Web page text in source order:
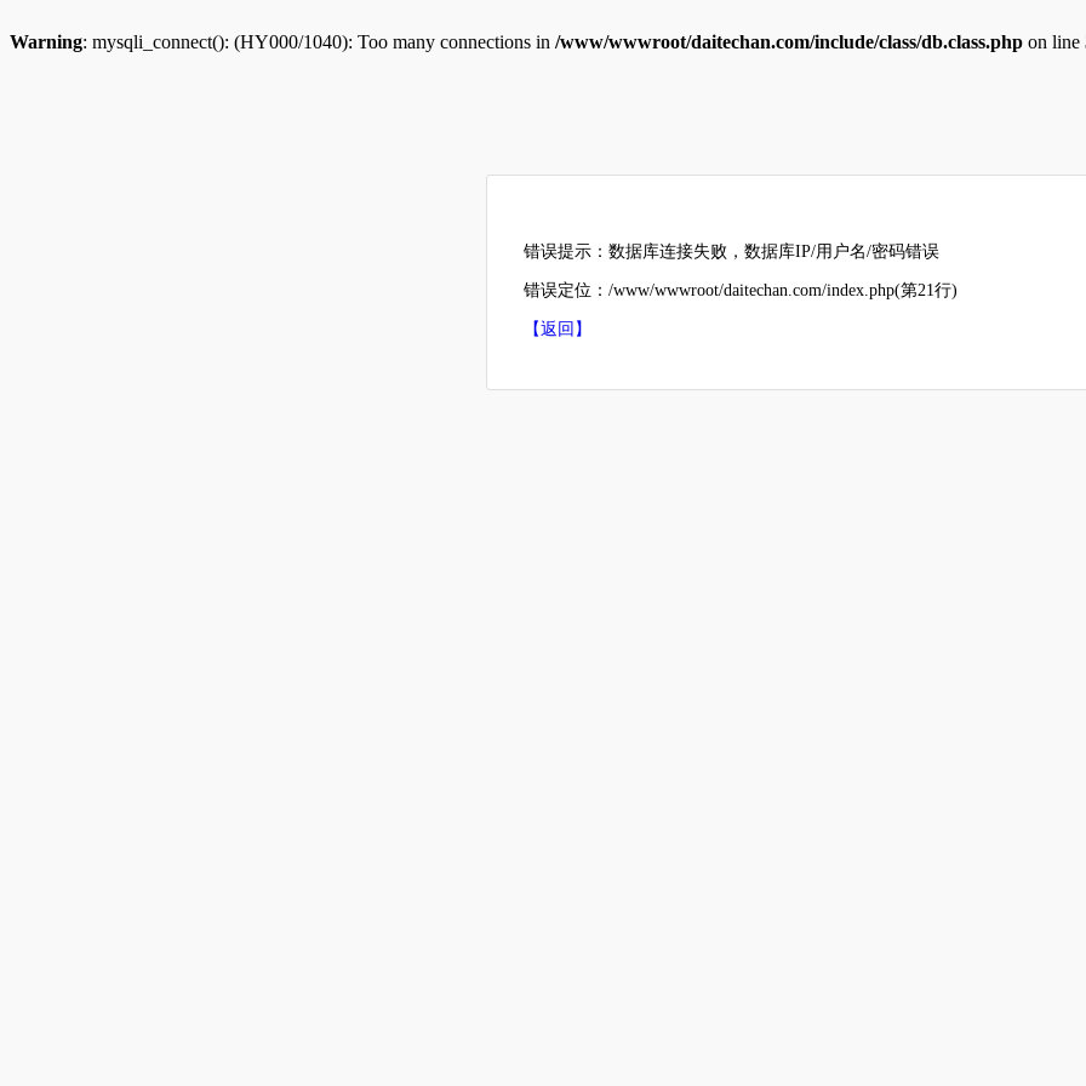
Warning: mysqli_connect(): (HY000/1040): Too many connections in /www/wwwroot/daitechan.com/include/class/db.class.php on line
错误提示：数据库连接失败，数据库IP/用户名/密码错误
错误定位：/www/wwwroot/daitechan.com/index.php(第21行)
【返回】